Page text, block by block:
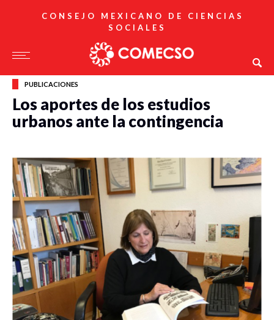
CONSEJO MEXICANO DE CIENCIAS
SOCIALES
PUBLICACIONES
Los aportes de los estudios
urbanos ante la contingencia